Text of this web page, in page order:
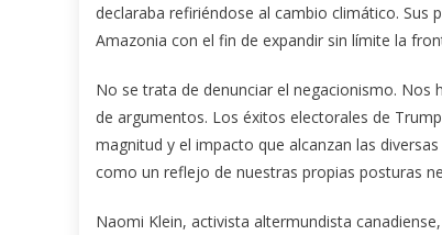
declaraba refiriéndose al cambio climático.
Amazonia con el fin de expandir sin límite la
No se trata de denunciar el negacionismo. Nos
de argumentos. Los éxitos electorales de
magnitud y el impacto que alcanzan las
como un reflejo de nuestras propias posturas
Naomi Klein, activista altermundista